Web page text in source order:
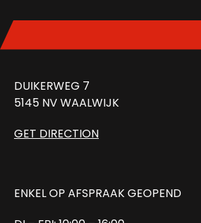
DUIKERWEG 7
5145 NV WAALWIJK
GET DIRECTION
ENKEL OP AFSPRAAK GEOPEND